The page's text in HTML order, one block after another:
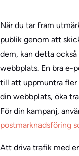
När du tar fram
publik genom att
dem, kan detta
webbplats. En bra e-
till att uppmuntra fler
din webbplats, öka
För din kampanj,
postmarknadsföring
Att driva trafik med